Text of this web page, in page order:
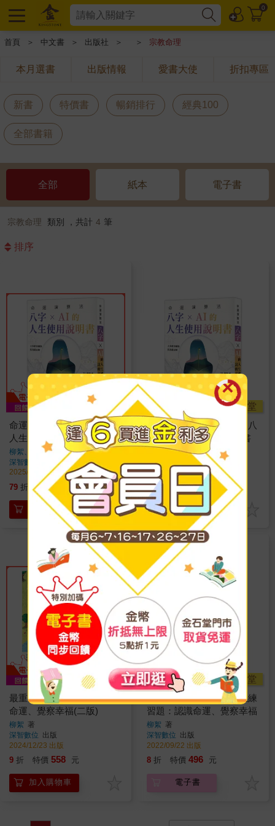
0
首頁 ＞ 中文書 ＞ 出版社 ＞ ＞ 宗教命理
本月選書 出版情報 愛書大使 折扣專區
新書 特價書 暢銷排行 經典100
全部書籍
全部 紙本 電子書
宗教命理 類別 ，共計 4 筆
排序
命運演算法：八字 × AI 的
人生使用說明書
柳絮、段采伶
深智數位
2025/12/24 出版
79 折 特價 489 元
加入購物車
金石堂
【電子書】命運演算法：八
字 × AI 的人生使用說明書
柳絮、段采伶著
深智數位
2025/12/24 出版
8 折 特價 496
電子書
最重要的人生練習題：認識
命運、覺察幸福(二版)
柳絮 著
深智數位 出版
2024/12/23 出版
9 折 特價 558 元
加入購物車
金石堂
【電子書】最重要的人生練
習題：認識命運、覺察幸福
柳絮 著
深智數位 出版
2022/09/22 出版
8 折 特價 496 元
電子書